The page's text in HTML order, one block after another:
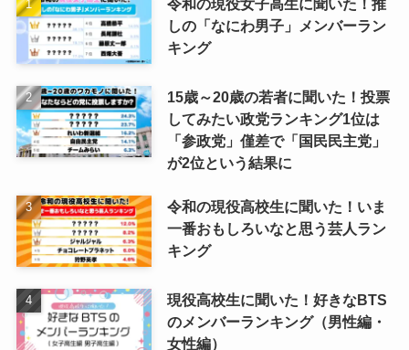
令和の現役女子高生に聞いた！推
しの「なにわ男子」メンバーラン
キング
15歳～20歳の若者に聞いた！投票
してみたい政党ランキング1位は
「参政党」僅差で「国民民主党」
が2位という結果に
令和の現役高校生に聞いた！いま
一番おもしろいなと思う芸人ラン
キング
現役高校生に聞いた！好きなBTS
のメンバーランキング（男性編・
女性編）